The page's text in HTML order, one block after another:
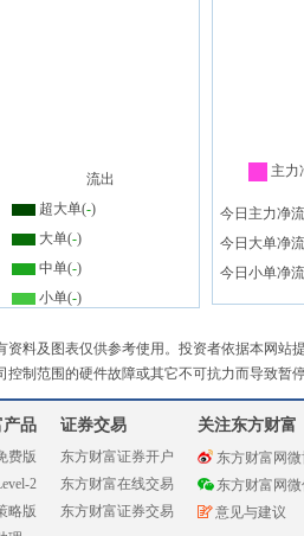
流出
超大单(-)
大单(-)
中单(-)
小单(-)
主力
今日主力净流
今日大单净流
今日小单净流
资料及图表仅供参考使用。投资者依据本网
制范围的硬件故障或其它不可抗力而导致暂
产品
费版
2
略版
证券交易
东方财富证券开户
东方财富在线交易
东方财富证券交易
关注东方财富
东方财富网
东方财富网
意见与建议